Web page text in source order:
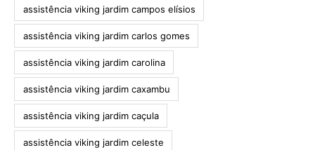
assistência viking jardim campos elísios
assistência viking jardim carlos gomes
assistência viking jardim carolina
assistência viking jardim caxambu
assistência viking jardim caçula
assistência viking jardim celeste